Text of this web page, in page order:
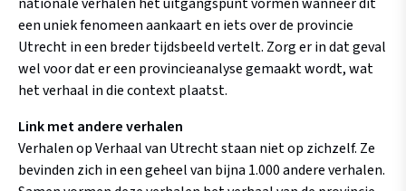
een uniek fenomeen aankaart en iets over de provincie
Utrecht in een breder tijdsbeeld vertelt. Zorg er in dat geval
wel voor dat er een provincieanalyse gemaakt wordt, wat
het verhaal in die context plaatst.
Link met andere verhalen
Verhalen op Verhaal van Utrecht staan niet op zichzelf. Ze
bevinden zich in een geheel van bijna 1.000 andere verhalen.